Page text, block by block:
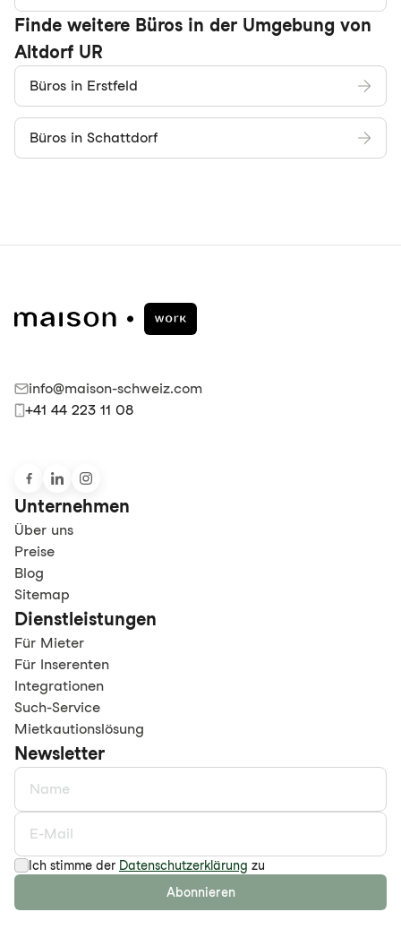
Finde weitere Büros in der Umgebung von
Altdorf UR
Büros in Erstfeld
Büros in Schattdorf
info@maison-schweiz.com
+41 44 223 11 08
Unternehmen
Über uns
Preise
Blog
Sitemap
Dienstleistungen
Für Mieter
Für Inserenten
Integrationen
Such-Service
Mietkautionslösung
Newsletter
Ich stimme der Datenschutzerklärung zu
Abonnieren